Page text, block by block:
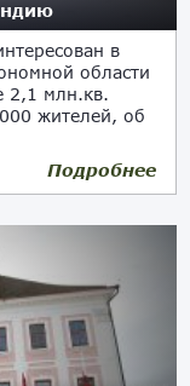
в
области
2,1 млн.кв.
жителей, об
Подробнее